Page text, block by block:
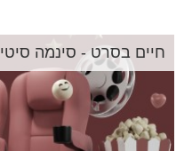
חיים בסרט - סינמה סיטי VIP לזוג